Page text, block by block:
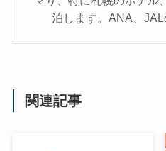
泊します。ANA、
関連記事